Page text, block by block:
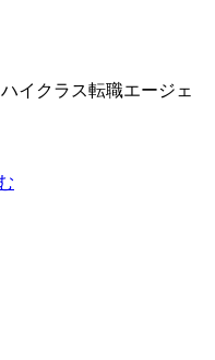
ハイクラス転職エージェ